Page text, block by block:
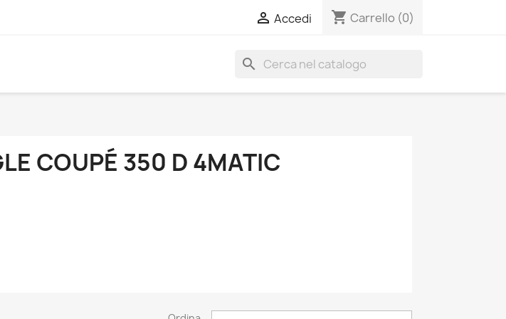
 Accedi shopping_cart Carrello (0)
search
COUPÉ 350 D 4MATIC